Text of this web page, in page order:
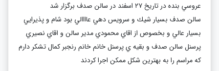
عروسي بنده در تاريخ ٢٧ اسفند در سالن صدف برگزار شد
سالن صدف بسيار شيك و سرويس دهي عاااالي بود شام و پذيرايي
بسيار عالي و بخصوص از اقاي محمودي مدير سالن و اقاي نصيري
پرسنل سالن صدف و بقيه ي پرسنل خانم خانم رنجبر كمال تشكر دارم
كه مراسم را به بهترين شكل ممكن اجرا كردند